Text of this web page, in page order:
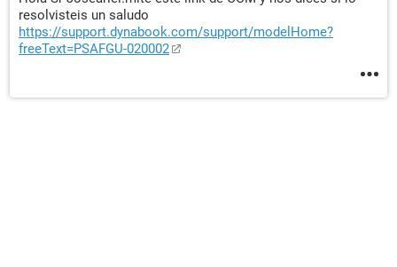
resolvisteis un saludo
https://support.dynabook.com/support/modelHome?
freeText=PSAFGU-020002